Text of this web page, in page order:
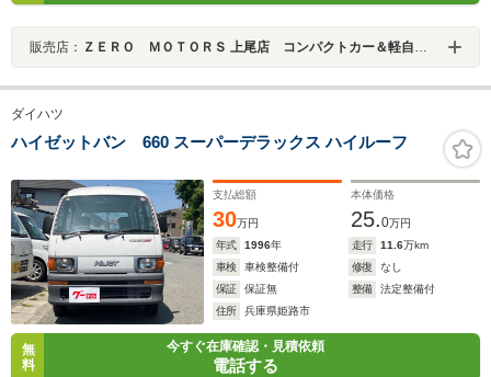
販売店： ＺＥＲＯ ＭＯＴＯＲＳ 上尾店 コンパクトカー＆軽自動車専門店
ダイハツ
ハイゼットバン 660 スーパーデラックス ハイルーフ
支払総額
30万円
本体価格
25.0万円
年式
1996年 走行 11.6万km
車検
車検整備付 修復
なし
保証
保証無 整備
法定整備付
住所
兵庫県姫路市
無
料
今すぐ在庫確認・見積依頼
電話する